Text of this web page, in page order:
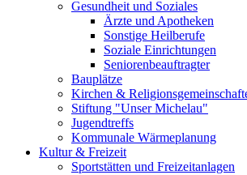
Gesundheit und Soziales
Ärzte und Apotheken
Sonstige Heilberufe
Soziale Einrichtungen
Seniorenbeauftragter
Bauplätze
Kirchen &
Stiftung "Unser Michelau"
Jugendtreffs
Kommunale Wärmeplanung
Kultur & Freizeit
Sportstätten und Freizeitanlagen